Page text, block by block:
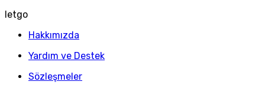
letgo
Hakkımızda
Yardım ve Destek
Sözleşmeler